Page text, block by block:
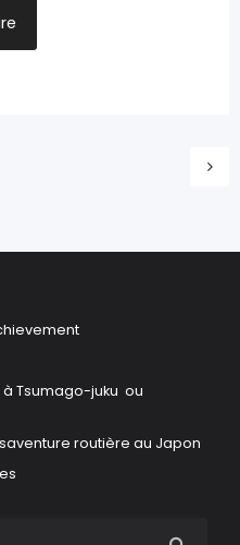
Tsumago-juku ou
routière au Japon